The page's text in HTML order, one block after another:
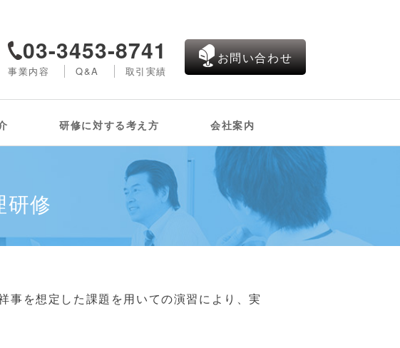
お問い合わせ
03-3453-8741
事業内容 Q&A 取引実績
研修に対する考え方 会社案内
研修
事を想定した課題を用いての演習により、実